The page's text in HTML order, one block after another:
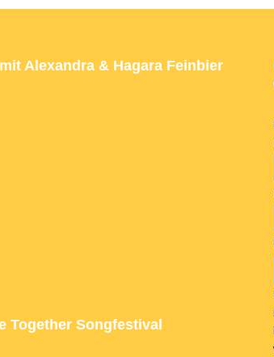
Alexandra & Hagara Feinbier
Together Songfestival